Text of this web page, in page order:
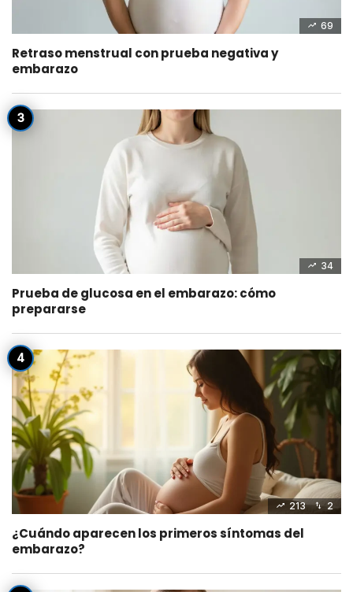
69
Retraso menstrual con prueba negativa y
embarazo
34
Prueba de glucosa en el embarazo: cómo
prepararse
213 2
¿Cuándo aparecen los primeros síntomas del
embarazo?